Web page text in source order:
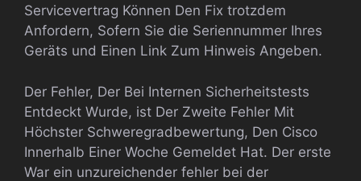
Servicevertrag Können Den Fix trotzdem
Anfordern, Sofern Sie die Seriennummer Ihres
Geräts und Einen Link Zum Hinweis Angeben.
Der Fehler, Der Bei Internen Sicherheitstests
Entdeckt Wurde, ist Der Zweite Fehler Mit
Höchster Schweregradbewertung, Den Cisco
Innerhalb Einer Woche Gemeldet Hat. Der erste
War ein unzureichender fehler bei der